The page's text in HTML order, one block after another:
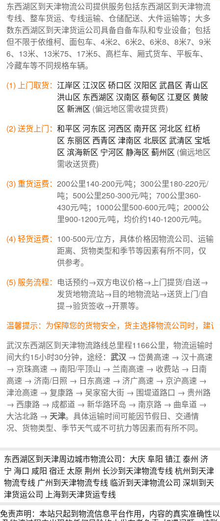
东西湖区到天津物流公司提供服务包括东西湖区到天津物流
专线、整车货运、专线运输、仓储配送、大件运输等；大多
数东西湖区到天津货运公司具备自备车队和专业设备；包括
但不限于依维柯、面包车、4米2、6米2、6米8、8米7、9米
6、13米、13米75、17米5、高栏车、厢式货车、平板车、
冷藏车等不同规格车辆。
(1) 上门取货： 江岸区 江汉区 硚口区 汉阳区 武昌区 青山区
洪山区 东西湖区 汉南区 蔡甸区 江夏区 黄陂
区 新洲区 (偏远地区需收提货费)
(2) 送货上门： 和平区 河东区 河西区 南开区 河北区 红桥
区 东丽区 西青区 津南区 北辰区 武清区 宝坻
区 滨海新区 宁河区 静海区 蓟州区 (偏远地区
需收送货费)
(3) 重货运费： 200公里140-200元/吨；300公里180-220元/
吨；500公里250-300元/吨；700公里360-
430元/吨；1000公里500-600元/吨；2000公
里900-1200元/吨，均价约140-1200元/吨。
(4) 轻货运费： 100-500元/立方，具体价格因物流公司、运输
距离、货物类型和季节等因素有所不同，仅
供参考。
(5) 服务流程： 电话预约→双方电议价格→上门提货/自送→
发货地物流站→目的地物流站→送货上门/自
提→验货签收→开票等。
温馨提示：为保障您的货物安全，货主选择物流公司时，建
武汉东西湖区到天津物流路线总里程1166公里，物流运输时
间大约15小时30分钟，途经： 武汉 → 岱黄高速 → 汉十高速
→ 京珠高速 → 南阳/平顶山 → 兰南高速 → 收费站 → 日南
高速 → 济南/日照 → 日东高速 → 济广高速 → 京沪高速 →
津沧高速 → 复康路 → 吴家窑大街 → 围堤道路口 → 贵州路
→ 西康路 → 成都道 → 新华路环岛 → 南京路 → 曲阜道 →
大沽北路 → 天津。具体运输时间可能因节假日、交通情
况、货物类型、季节天气或不可抗力等因素而有所不同。
东西湖区到天津周边城市物流公司： 大庆阜阳 镇江 泰州 济
宁 海口 咸阳 宿迁 太原 荆州 长沙到天津物流专线杭州到天津
物流专线 广州到天津物流专线 临沂到天津物流公司 深圳到天
津货运公司 上海到天津货运专线
免责声明：本站只起到物流信息平台作用，内容的真实准确性以